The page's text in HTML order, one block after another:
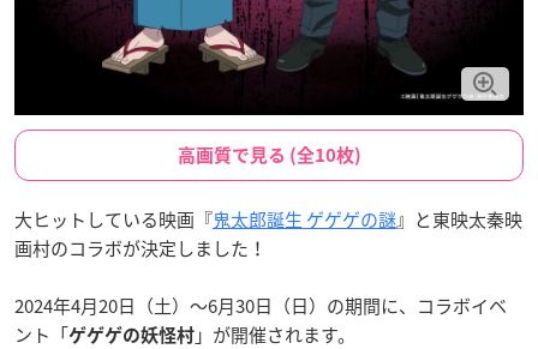
高画質で見る (全10枚)
大ヒットしている映画『鬼太郎誕生 ゲゲゲの謎』と東映太秦映
画村のコラボが決定しました！
2024年4月20日（土）～6月30日（日）の期間に、コラボイベ
ント「ゲゲゲの妖怪村 」が開催されます。